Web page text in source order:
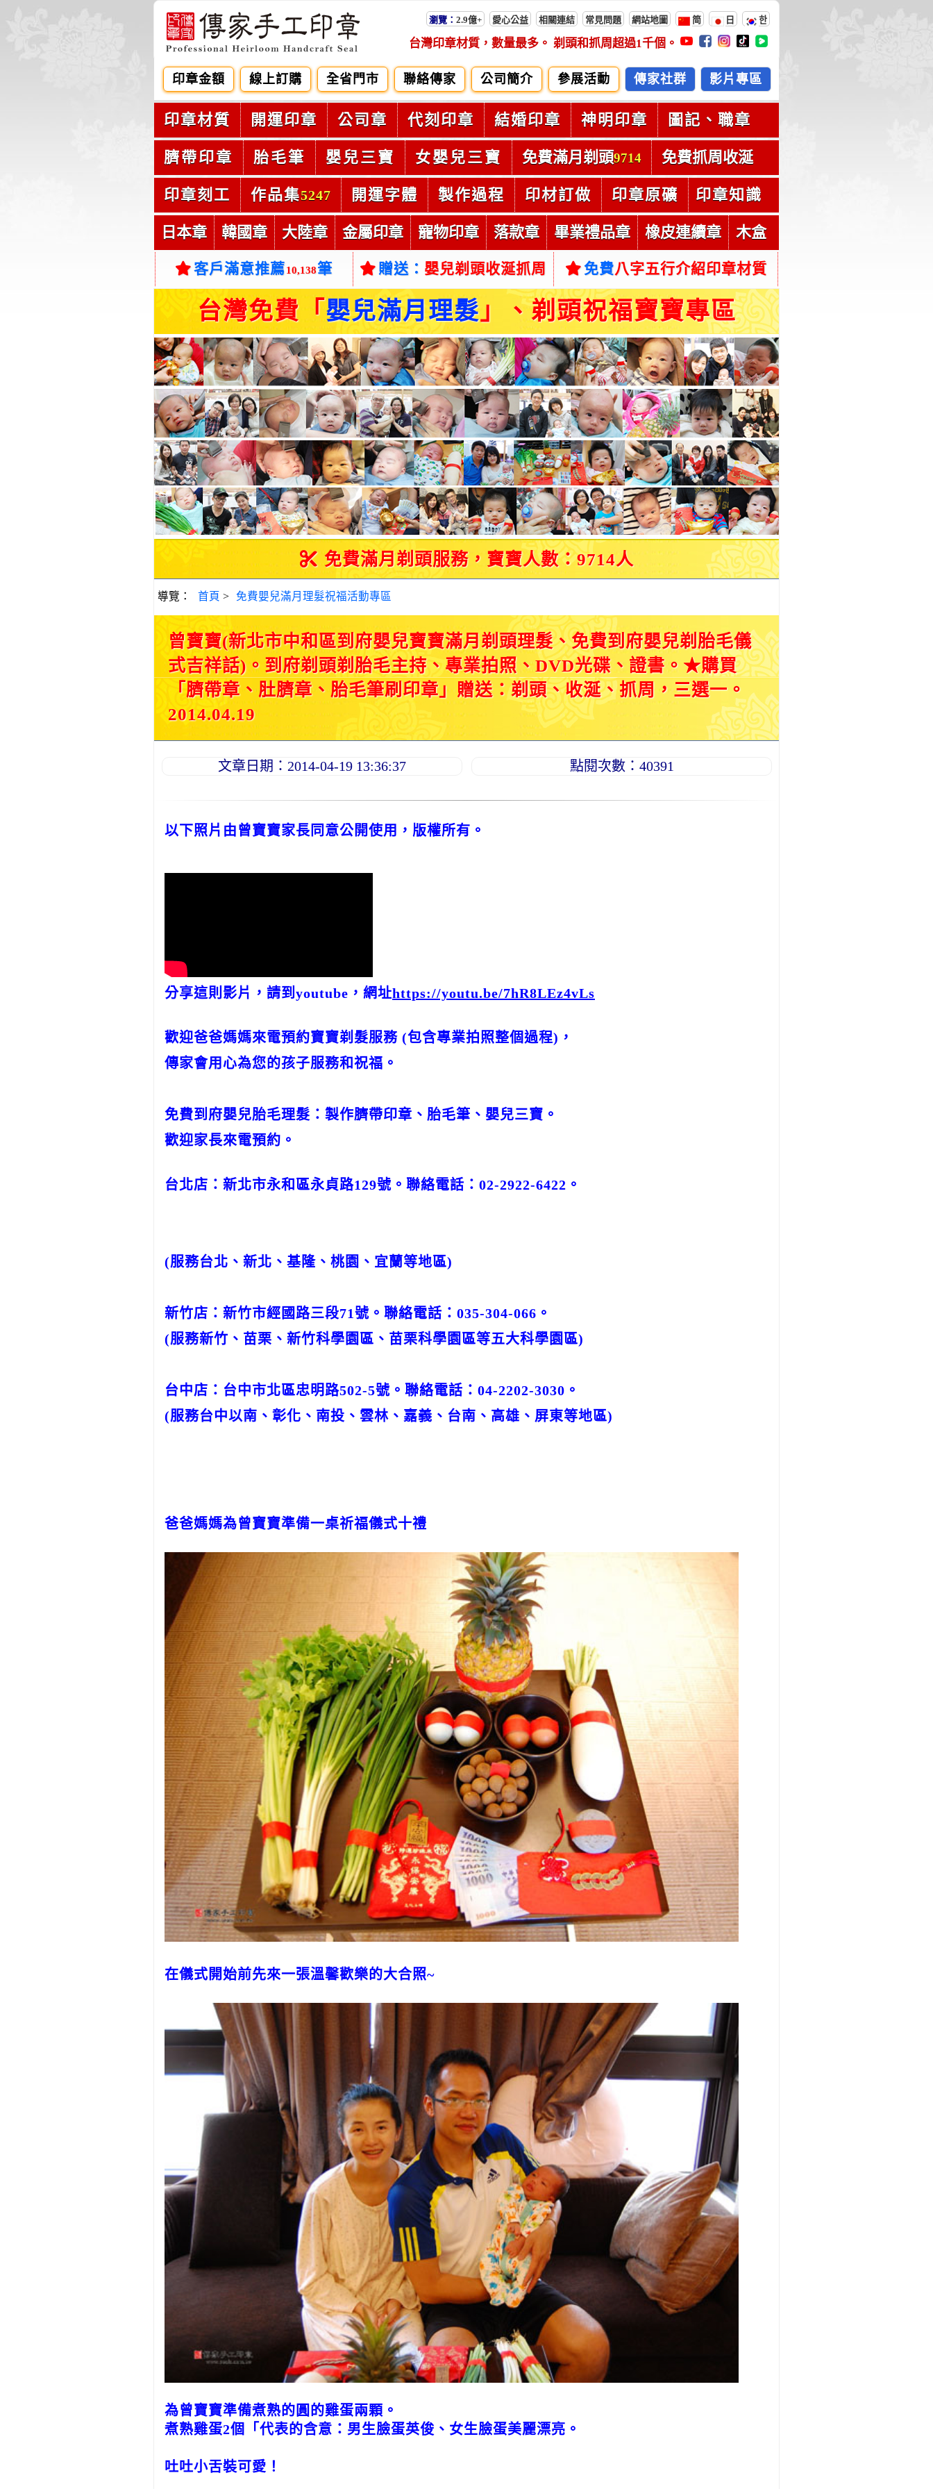
瀏覽： 2.9億+ 愛心公益 相關連結 常見問題 網站地圖 简 日 한
台灣印章材質，數量最多。 剃頭和抓周超過1千個。
印章金額 線上訂購 全省門市 聯絡傳家 公司簡介 參展活動 傳家社群 影片專區
印章材質 開運印章 公司章 代刻印章 結婚印章 神明印章 圖記、職章
臍帶印章 胎毛筆 嬰兒三寶 女嬰兒三寶 免費滿月剃頭9714 免費抓周收涎
印章刻工 作品集5247 開運字體 製作過程 印材訂做 印章原礦 印章知識
日本章 韓國章 大陸章 金屬印章 寵物印章 落款章 畢業禮品章 橡皮連續章 木盒
客戶滿意推薦10,138筆 贈送： 嬰兒剃頭收涎抓周 免費八字五行介紹印章材質
台灣免費「 嬰兒滿月理髮」、剃頭祝福寶寶專區
免費滿月剃頭服務，寶寶人數：9714人
導覽： 首頁 > 免費嬰兒滿月理髮祝福活動專區
曾寶寶(新北市中和區到府嬰兒寶寶滿月剃頭理髮、免費到府嬰兒剃胎毛儀
式吉祥話)。到府剃頭剃胎毛主持、專業拍照、DVD光碟、證書。★購買
「臍帶章、肚臍章、胎毛筆刷印章」贈送：剃頭、收涎、抓周，三選一。
2014.04.19
文章日期：2014-04-19 13:36:37 點閱次數：40391
以下照片由曾寶寶家長同意公開使用，版權所有。
分享這則影片，請到youtube，網址https://youtu.be/7hR8LEz4vLs
歡迎爸爸媽媽來電預約寶寶剃髮服務 (包含專業拍照整個過程)，
傳家會用心為您的孩子服務和祝福。
免費到府嬰兒胎毛理髮：製作臍帶印章、胎毛筆、嬰兒三寶。
歡迎家長來電預約。
台北店：新北市永和區永貞路129號。聯絡電話：02-2922-6422。
(服務台北、新北、基隆、桃園、宜蘭等地區)
新竹店：新竹市經國路三段71號。聯絡電話：035-304-066。
(服務新竹、苗栗、新竹科學園區、苗栗科學園區等五大科學園區)
台中店：台中市北區忠明路502-5號。聯絡電話：04-2202-3030。
(服務台中以南、彰化、南投、雲林、嘉義、台南、高雄、屏東等地區)
爸爸媽媽為曾寶寶準備一桌祈福儀式十禮
在儀式開始前先來一張溫馨歡樂的大合照~
為曾寶寶準備煮熟的圓的雞蛋兩顆。
煮熟雞蛋2個「代表的含意：男生臉蛋英俊、女生臉蛋美麗漂亮。
吐吐小舌裝可愛！